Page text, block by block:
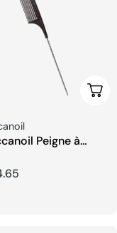
Peigne à